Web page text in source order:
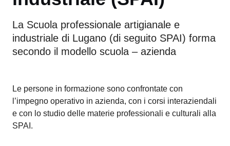
La Scuola professionale artigianale e
industriale di Lugano (di seguito SPAI) forma
secondo il modello scuola – azienda
Le persone in formazione sono confrontate con
l’impegno operativo in azienda, con i corsi interaziendali
e con lo studio delle materie professionali e culturali alla
SPAI.